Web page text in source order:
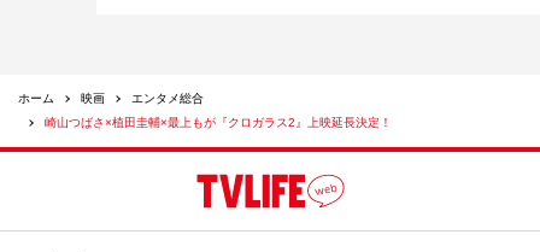
ホーム 映画
エンタメ総合
崎山つばさ×植田圭輔×最上もが『クロガラス2』上映延長決定！